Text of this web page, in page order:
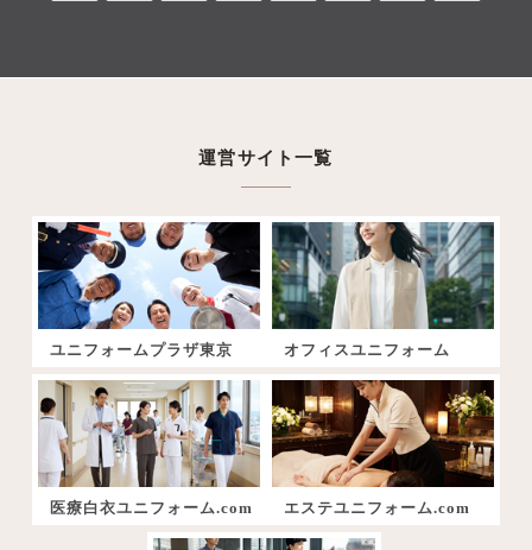
運営サイト一覧
ユニフォームプラザ東京 オフィスユニフォーム
医療白衣ユニフォーム.com エステユニフォーム.com